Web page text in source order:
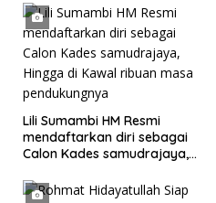
Lili Sumambi HM Resmi
mendaftarkan diri sebagai
Calon Kades samudrajaya,
pendukungnya